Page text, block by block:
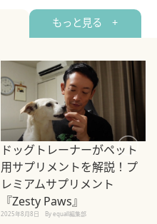
もっと見る +
ドッグトレーナーがペット
用サプリメントを解説！プ
レミアムサプリメント
『Zesty Paws』
2025年8月8日 By equall編集部